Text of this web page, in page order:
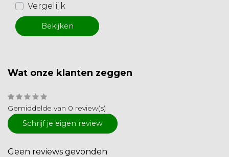
Vergelijk
Bekijken
Wat onze klanten zeggen
Gemiddelde van 0 review(s)
Schrijf je eigen review
Geen reviews gevonden